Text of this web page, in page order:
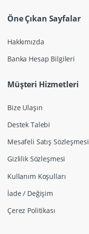
Öne Çıkan Sayfalar
Hakkımızda
Banka Hesap Bilgileri
Müşteri Hizmetleri
Bize Ulaşın
Destek Talebi
Mesafeli Satış Sözleşmesi
Gizlilik Sözleşmesi
Kullanım Koşulları
İade / Değişim
Çerez Politikası